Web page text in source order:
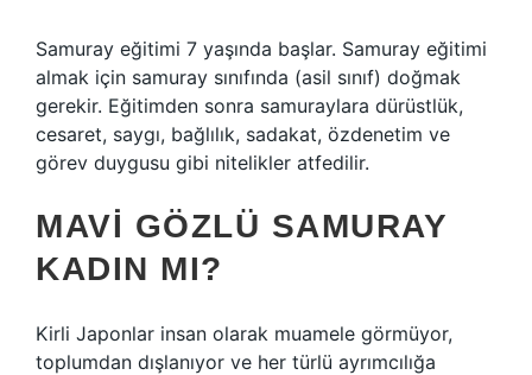
Samuray eğitimi 7 yaşında başlar. Samuray eğitimi
almak için samuray sınıfında (asil sınıf) doğmak
gerekir. Eğitimden sonra samuraylara dürüstlük,
cesaret, saygı, bağlılık, sadakat, özdenetim ve
görev duygusu gibi nitelikler atfedilir.
MAVI GÖZLÜ SAMURAY
KADIN MI?
Kirli Japonlar insan olarak muamele görmüyor,
toplumdan dışlanıyor ve her türlü ayrımcılığa